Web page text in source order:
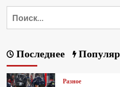
Последнее
Разное